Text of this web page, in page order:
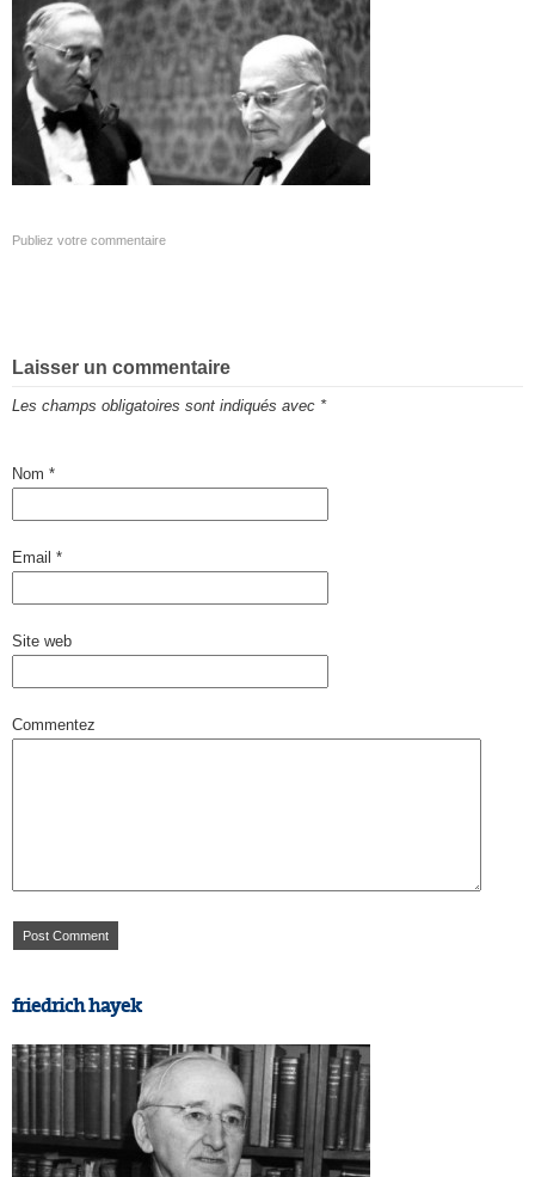
Publiez votre commentaire
Laisser un commentaire
Les champs obligatoires sont indiqués avec *
Nom *
Email *
Site web
Commentez
friedrich hayek